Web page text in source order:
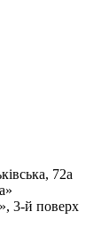
72а
3-й поверх